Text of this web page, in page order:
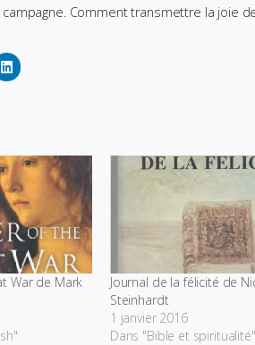
campagne. Comment transmettre la
War de Mark
Journal de la félicité de
Steinhardt
1 janvier 2016
Dans "Bible et spiritualité"